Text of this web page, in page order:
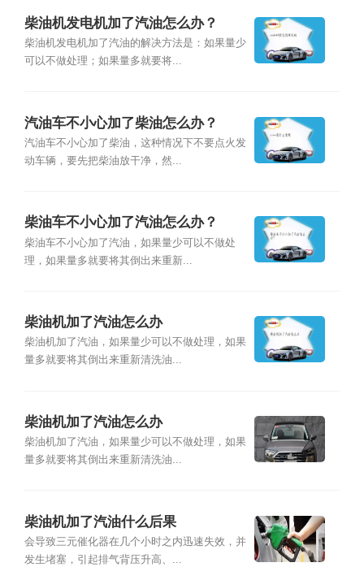
柴油机发电机加了汽油怎么办？
柴油机发电机加了汽油的解决方法是：如果量少
可以不做处理；如果量多就要将...
汽油车不小心加了柴油怎么办？
汽油车不小心加了柴油，这种情况下不要点火发
动车辆，要先把柴油放干净，然...
柴油车不小心加了汽油怎么办？
柴油车不小心加了汽油，如果量少可以不做处
理，如果量多就要将其倒出来重新...
柴油机加了汽油怎么办
柴油机加了汽油，如果量少可以不做处理，如果
量多就要将其倒出来重新清洗油...
柴油机加了汽油怎么办
柴油机加了汽油，如果量少可以不做处理，如果
量多就要将其倒出来重新清洗油...
柴油机加了汽油什么后果
会导致三元催化器在几个小时之内迅速失效，并
发生堵塞，引起排气背压升高、...